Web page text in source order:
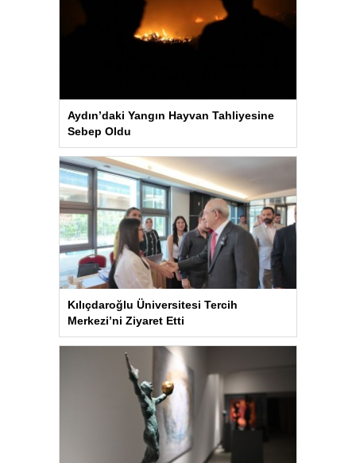
Aydın’daki Yangın Hayvan Tahliyesine
Sebep Oldu
Kılıçdaroğlu Üniversitesi Tercih
Merkezi’ni Ziyaret Etti